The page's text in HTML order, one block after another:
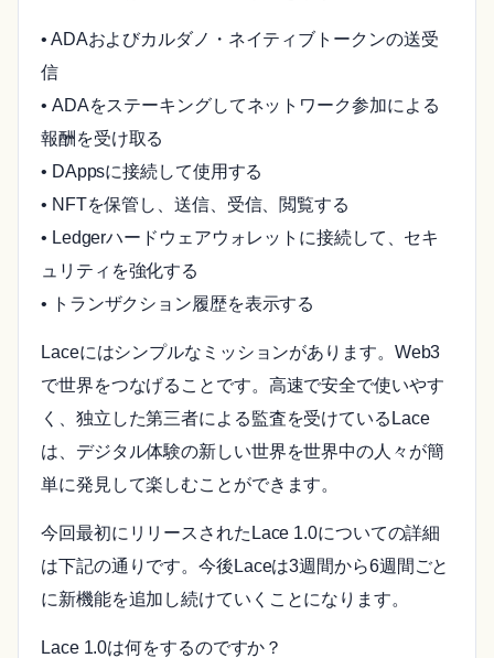
• ADAおよびカルダノ・ネイティブトークンの送受
信
• ADAをステーキングしてネットワーク参加による
報酬を受け取る
• DAppsに接続して使用する
• NFTを保管し、送信、受信、閲覧する
• Ledgerハードウェアウォレットに接続して、セキ
ュリティを強化する
• トランザクション履歴を表示する
Laceにはシンプルなミッションがあります。Web3
で世界をつなげることです。高速で安全で使いやす
く、独立した第三者による監査を受けているLace
は、デジタル体験の新しい世界を世界中の人々が簡
単に発見して楽しむことができます。
今回最初にリリースされたLace 1.0についての詳細
は下記の通りです。今後Laceは3週間から6週間ごと
に新機能を追加し続けていくことになります。
Lace 1.0は何をするのですか？